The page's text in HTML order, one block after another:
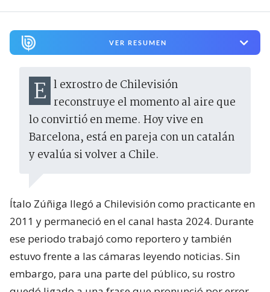
reconstruye el momento al aire que
lo convirtió en meme. Hoy vive en
Barcelona, está en pareja con un catalán
Ítalo Zúñiga llegó a Chilevisión como practicante en
2011 y permaneció en el canal hasta 2024. Durante
ese periodo trabajó como reportero y también
quedó ligado a una frase que pronunció por error
durante un noticiero de trasnoche en 2015: “Me
están hueveando”.
Tenía 27 años y llevaba cuatro en el canal. El video
se viralizó y terminó convertido en meme. Zúñiga